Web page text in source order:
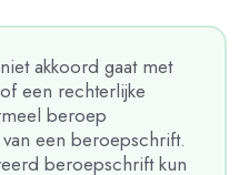
akkoord gaat met
een rechterlijke
beroep
een beroepschrift.
beroepschrift kun